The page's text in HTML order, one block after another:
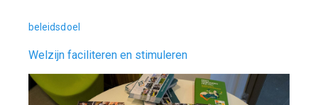
beleidsdoel
Welzijn faciliteren en stimuleren